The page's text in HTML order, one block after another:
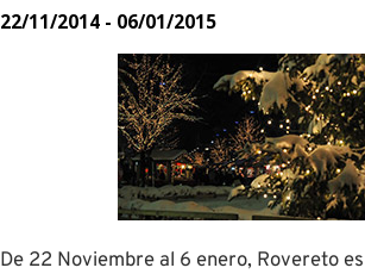
22/11/2014 - 06/01/2015
De 22 Noviembre al 6 enero, Rovereto